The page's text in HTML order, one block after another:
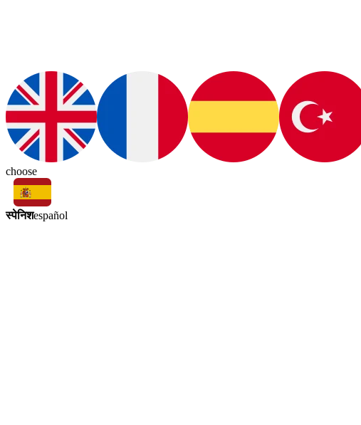
choose
स्पेनिशespañol